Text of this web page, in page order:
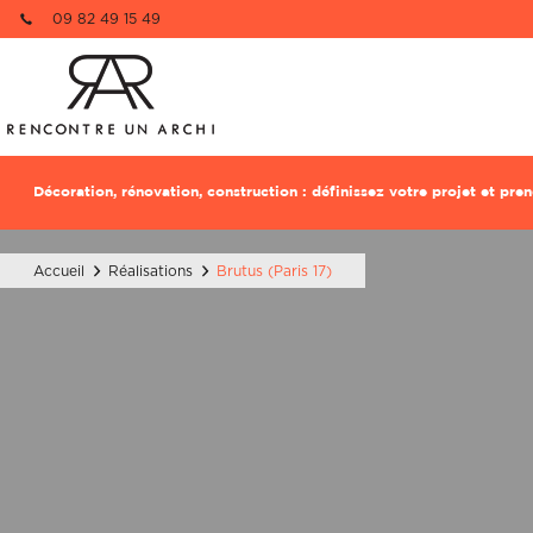
09 82 49 15 49
Décoration, rénovation, construction : définissez votre projet et
Accueil Réalisations Brutus (Paris 17)
Nom
Nom